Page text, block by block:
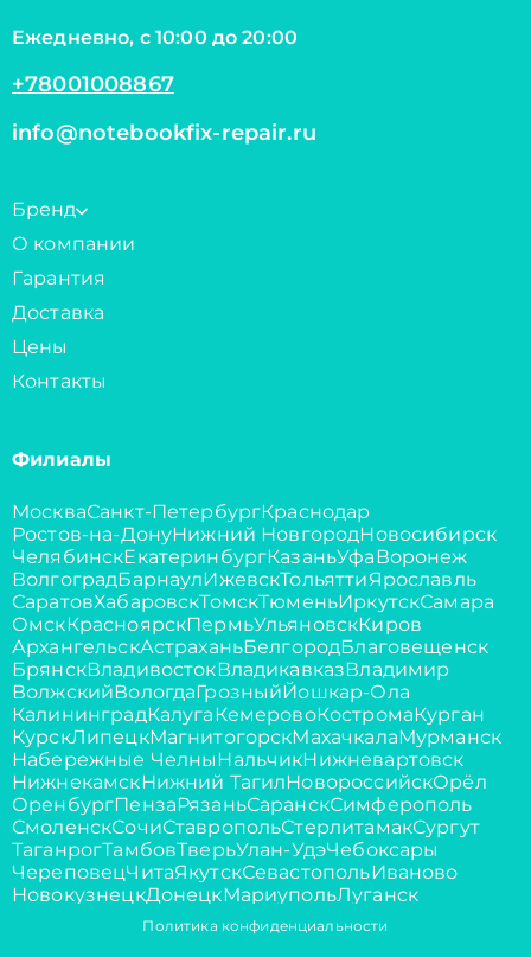
Ежедневно, с 10:00 до 20:00
+78001008867
info@notebookfix-repair.ru
Бренд
О компании
Гарантия
Доставка
Цены
Контакты
Филиалы
МоскваСанкт-ПетербургКраснодар
Ростов-на-ДонуНижний НовгородНовосибирск
ЧелябинскЕкатеринбургКазаньУфаВоронеж
ВолгоградБарнаулИжевскТольяттиЯрославль
СаратовХабаровскТомскТюменьИркутскСамара
ОмскКрасноярскПермьУльяновскКиров
АрхангельскАстраханьБелгородБлаговещенск
БрянскВладивостокВладикавказВладимир
ВолжскийВологдаГрозныйЙошкар-Ола
КалининградКалугаКемеровоКостромаКурган
КурскЛипецкМагнитогорскМахачкалаМурманск
Набережные ЧелныНальчикНижневартовск
НижнекамскНижний ТагилНовороссийскОрёл
ОренбургПензаРязаньСаранскСимферополь
СмоленскСочиСтавропольСтерлитамакСургут
ТаганрогТамбовТверьУлан-УдэЧебоксары
ЧереповецЧитаЯкутскСевастопольИваново
НовокузнецкДонецкМариупольЛуганск
Политика конфиденциальности